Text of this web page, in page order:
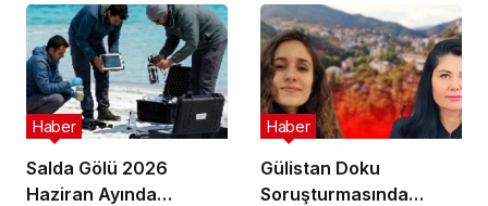
Salda Gölü 2026
Haziran Ayında
Haber
Gülistan Doku
Soruşturmasında
Haber